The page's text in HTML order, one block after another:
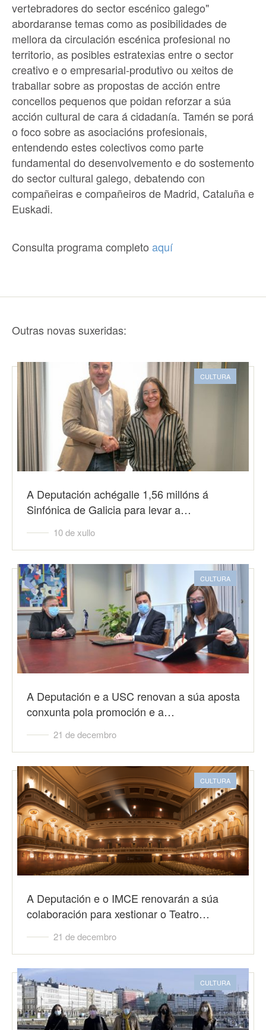
vertebradores do sector escénico galego"
abordaranse temas como as posibilidades de
mellora da circulación escénica profesional no
territorio, as posibles estratexias entre o sector
creativo e o empresarial-produtivo ou xeitos de
traballar sobre as propostas de acción entre
concellos pequenos que poidan reforzar a súa
acción cultural de cara á cidadanía. Tamén se porá
o foco sobre as asociacións profesionais,
entendendo estes colectivos como parte
fundamental do desenvolvemento e do sostemento
do sector cultural galego, debatendo con
compañeiras e compañeiros de Madrid, Cataluña e
Euskadi.
Consulta programa completo aquí
Outras novas suxeridas:
CULTURA
A Deputación achégalle 1,56 millóns á
Sinfónica de Galicia para levar a…
10 de xullo
CULTURA
A Deputación e a USC renovan a súa aposta
conxunta pola promoción e a…
21 de decembro
CULTURA
A Deputación e o IMCE renovarán a súa
colaboración para xestionar o Teatro…
21 de decembro
CULTURA